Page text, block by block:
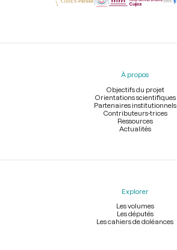
Menu
À propos
Objectifs du projet
Orientations scientifiques
Partenaires institutionnels
Contributeurs-trices
Ressources
Actualités
Explorer
Les volumes
Les députés
Les cahiers de doléances